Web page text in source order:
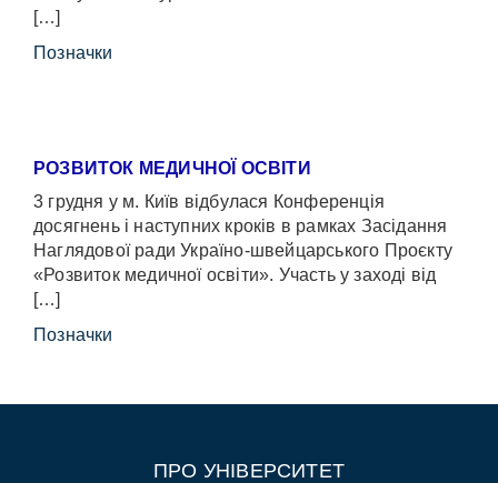
[…]
Позначки
РОЗВИТОК МЕДИЧНОЇ ОСВІТИ
3 грудня у м. Київ відбулася Конференція
досягнень і наступних кроків в рамках Засідання
Наглядової ради Україно-швейцарського Проєкту
«Розвиток медичної освіти». Участь у заході від
[…]
Позначки
ПРО УНІВЕРСИТЕТ